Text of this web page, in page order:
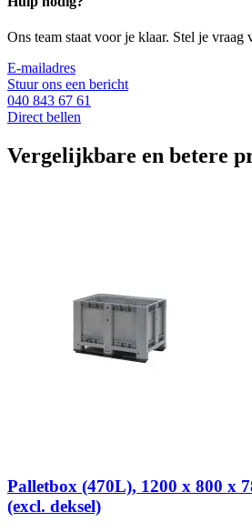
Ons team staat voor je klaar. Stel je vraag
E-mailadres
Stuur ons een bericht
040 843 67 61
Direct bellen
Vergelijkbare en betere
Palletbox (470L), 1200 x 800 x
(excl. deksel)